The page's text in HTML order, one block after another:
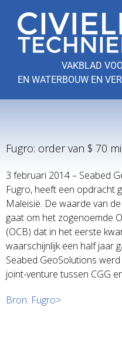
naar
inhoud
VAKBLAD
EN WATERBOUW EN
Fugro: order van $ 70
3 februari 2014 – Seabed
Fugro, heeft een opdracht
Maleisië. De waarde van
gaat om het zogenoemde
(OCB) dat in het eerste
waarschijnlijk een half jaar
Seabed GeoSolutions
joint-venture tussen CGG
Bron: Fugro>